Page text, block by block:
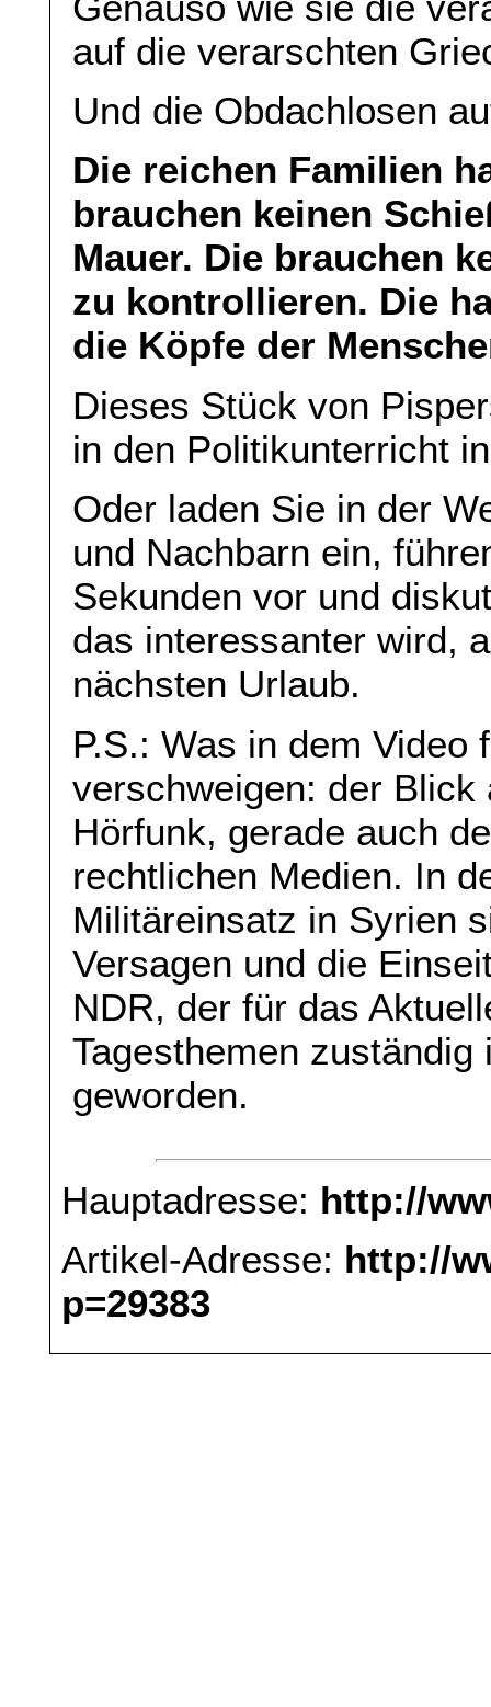
auf die verarschten
Und die Obdachlosen
Die reichen Familien
brauchen keinen
Mauer. Die brauchen
zu kontrollieren. Die
die Köpfe der
Dieses Stück von
in den Politikunterricht
Oder laden Sie in der
und Nachbarn ein,
Sekunden vor und
das interessanter wird,
nächsten Urlaub.
P.S.: Was in dem Video
verschweigen: der Blick
Hörfunk, gerade auch
rechtlichen Medien. In
Militäreinsatz in Syrien
Versagen und die
NDR, der für das
Tagesthemen
geworden.
Hauptadresse: http://
Artikel-Adresse: http://
p=29383